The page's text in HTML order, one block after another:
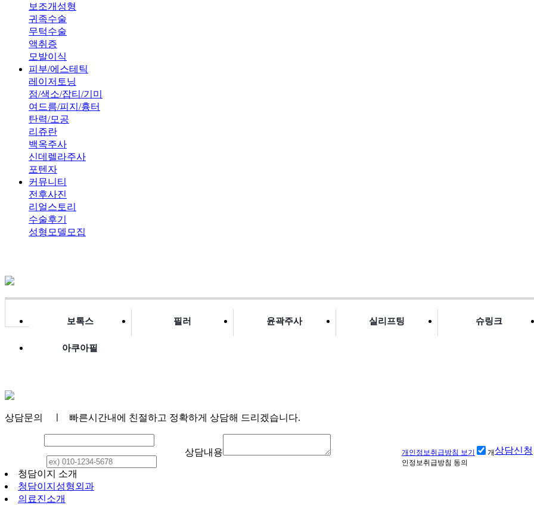
보조개성형
귀족수술
무턱수술
액취증
모발이식
피부/에스테틱
레이저토닝
점/색소/잡티/기미
여드름/피지/흉터
탄력/모공
리쥬란
백옥주사
신데렐라주사
포텐자
커뮤니티
전후사진
리얼스토리
수술후기
성형모델모집
보톡스 필러 윤곽주사 실리프팅 슈링크
아쿠아필
상담문의 ㅣ 빠른시간내에 친절하고 정확하게 상담해 드리겠습니다.
상담내용 개인정보취급방침 보기
개
인정보취급방침 동의
상담신청
청담이지 소개
청담이지성형외과
의료진소개